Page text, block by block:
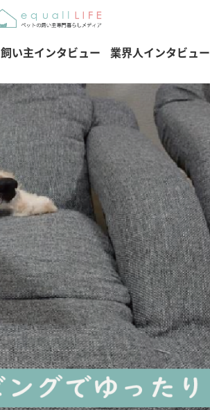
飼い主インタビュー 業界人インタビュー